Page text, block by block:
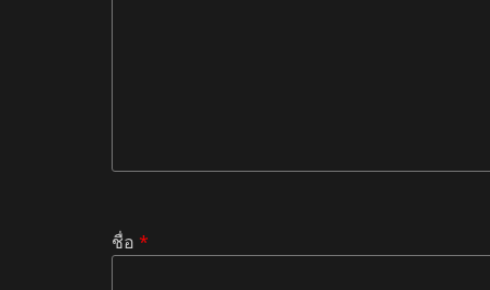
ชื่อ *